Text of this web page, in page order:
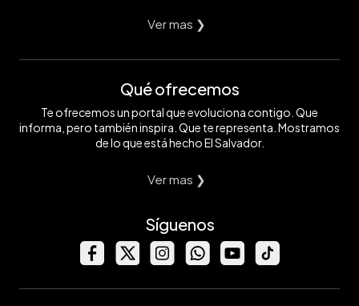
Ver mas ❯
Qué ofrecemos
Te ofrecemos un portal que evoluciona contigo. Que
informa, pero también inspira. Que te representa. Mostramos
de lo que está hecho El Salvador.
Ver mas ❯
Síguenos